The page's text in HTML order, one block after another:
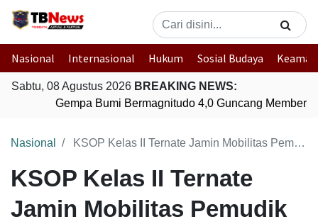
Nasional Internasional Hukum Sosial Budaya
Sabtu, 08 Agustus 2026 BREAKING NEWS:
Gempa Bumi Bermagnitudo 4,0 Guncang
Nasional KSOP Kelas II Ternate Jamin Mobilitas Pemudik Lebaran Tahun 2023 Ini
KSOP Kelas II Ternate
Jamin Mobilitas Pemudik